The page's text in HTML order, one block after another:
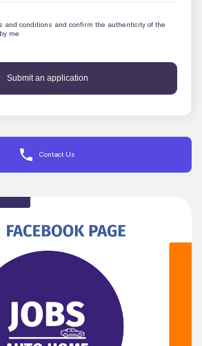
and conditions and confirm the authenticity of the
me
Submit an application
Contact Us